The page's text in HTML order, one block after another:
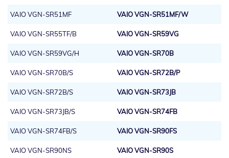
VAIO VGN-SR51MF VAIO VGN-SR51MF/W
VAIO VGN-SR55TF/B VAIO VGN-SR59VG
VAIO VGN-SR59VG/H VAIO VGN-SR70B
VAIO VGN-SR70B/S VAIO VGN-SR72B/P
VAIO VGN-SR72B/S VAIO VGN-SR73JB
VAIO VGN-SR73JB/S VAIO VGN-SR74FB
VAIO VGN-SR74FB/S VAIO VGN-SR90FS
VAIO VGN-SR90NS VAIO VGN-SR90S